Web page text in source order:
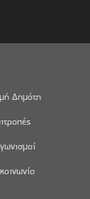
Δημότη